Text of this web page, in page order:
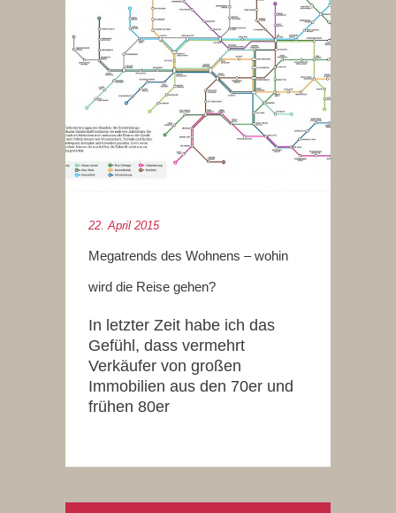
22. April 2015
Megatrends des Wohnens – wohin
wird die Reise gehen?
In letzter Zeit habe ich das
Gefühl, dass vermehrt
Verkäufer von großen
Immobilien aus den 70er und
frühen 80er